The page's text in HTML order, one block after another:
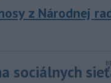
z Národnej
sociálnych